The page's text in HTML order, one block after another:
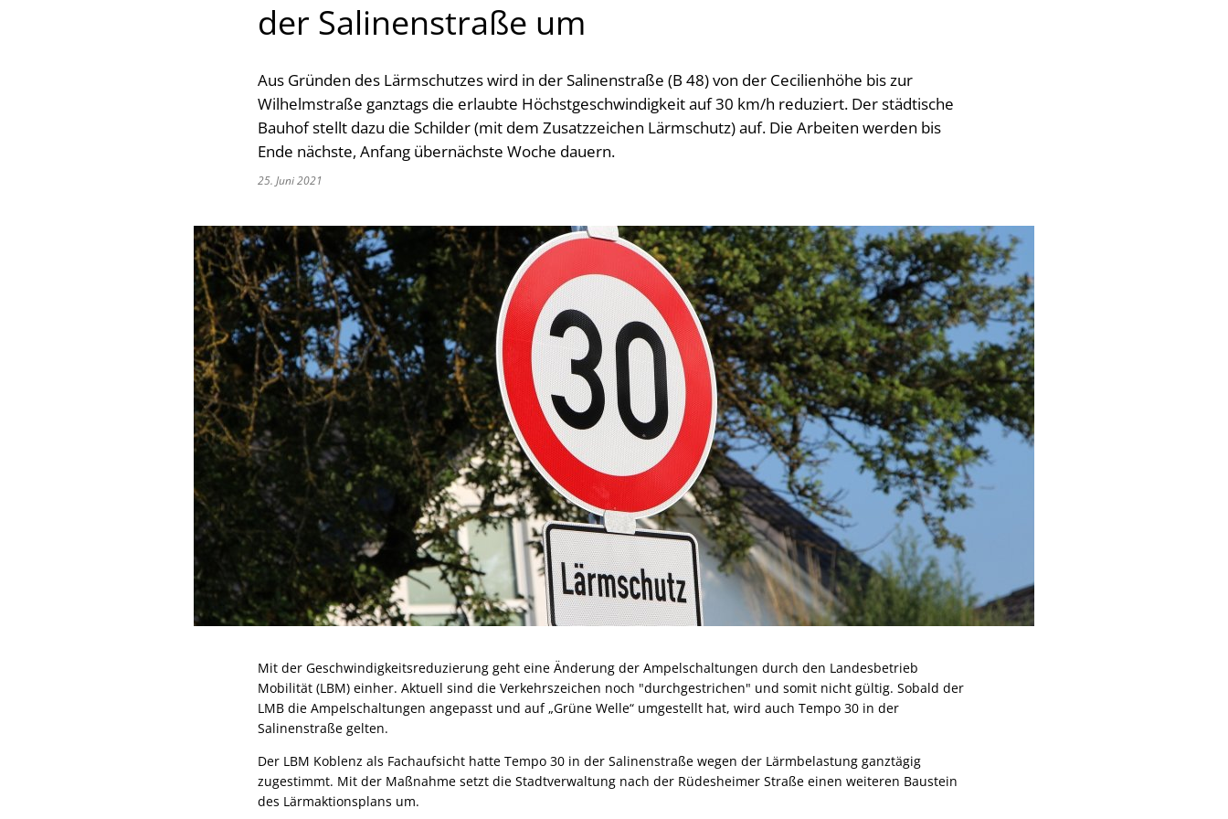
der Salinenstraße um
Aus Gründen des Lärmschutzes wird in der Salinenstraße (B 48) von der Cecilienhöhe bis zur
Wilhelmstraße ganztags die erlaubte Höchstgeschwindigkeit auf 30 km/h reduziert. Der städtische
Bauhof stellt dazu die Schilder (mit dem Zusatzzeichen Lärmschutz) auf. Die Arbeiten werden bis
Ende nächste, Anfang übernächste Woche dauern.
25. Juni 2021
Mit der Geschwindigkeitsreduzierung geht eine Änderung der Ampelschaltungen durch den Landesbetrieb
Mobilität (LBM) einher. Aktuell sind die Verkehrszeichen noch "durchgestrichen" und somit nicht gültig. Sobald der
LMB die Ampelschaltungen angepasst und auf „Grüne Welle“ umgestellt hat, wird auch Tempo 30 in der
Salinenstraße gelten.
Der LBM Koblenz als Fachaufsicht hatte Tempo 30 in der Salinenstraße wegen der Lärmbelastung ganztägig
zugestimmt. Mit der Maßnahme setzt die Stadtverwaltung nach der Rüdesheimer Straße einen weiteren Baustein
des Lärmaktionsplans um.